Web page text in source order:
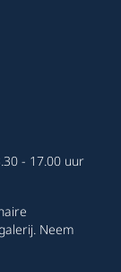
- 17.00 uur
. Neem